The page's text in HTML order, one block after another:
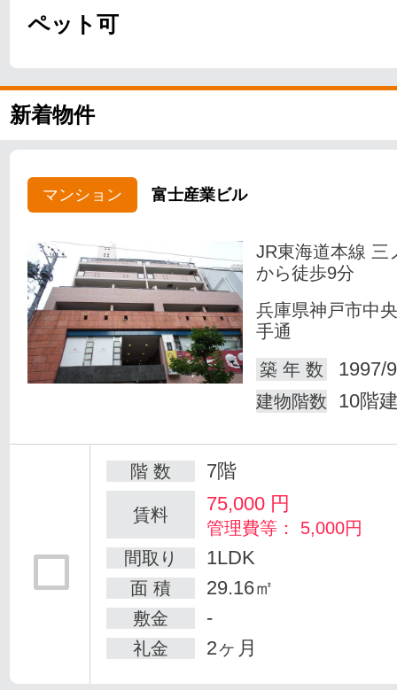
ペット可
新着物件
マンション 富士産業ビル
JR東海道本線 三
から徒歩9分
兵庫県神戸市中
手通
築 年 数
1997/
建物階数 10階
階 数 7階
賃料 75,000 円
管理費等： 5,000円
間取り
1LDK
面 積 29.16㎡
敷金 -
礼金 2ヶ月